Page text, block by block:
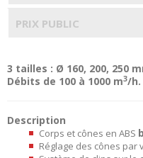
PRIX PUBLIC
3 tailles : Ø 160, 200, 250
Débits de 100 à 1000 m3/h.
Description
Corps et cônes en ABS
Réglage des cônes par